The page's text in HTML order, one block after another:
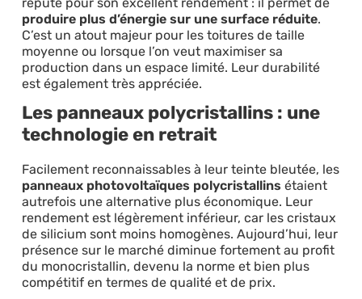
produire plus d’énergie sur une surface réduite.
C’est un atout majeur pour les toitures de taille
moyenne ou lorsque l’on veut maximiser sa
production dans un espace limité. Leur durabilité
est également très appréciée.
Les panneaux polycristallins : une
technologie en retrait
Facilement reconnaissables à leur teinte bleutée, les
panneaux photovoltaïques polycristallins étaient
autrefois une alternative plus économique. Leur
rendement est légèrement inférieur, car les cristaux
de silicium sont moins homogènes. Aujourd’hui, leur
présence sur le marché diminue fortement au profit
du monocristallin, devenu la norme et bien plus
compétitif en termes de qualité et de prix.